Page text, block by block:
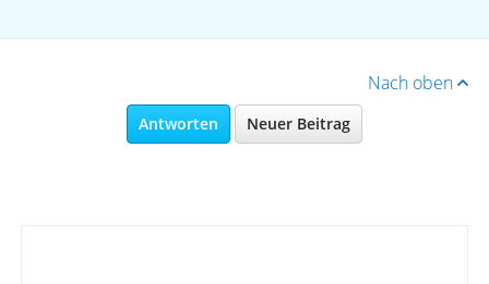
Nach oben
Antworten Neuer Beitrag